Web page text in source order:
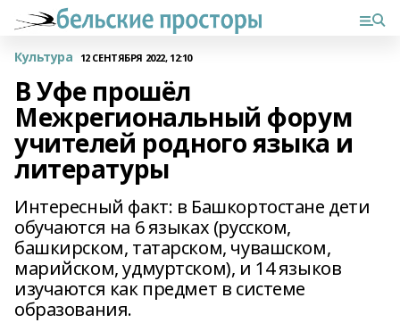
Культура 12 СЕНТЯБРЯ 2022, 12:10
В Уфе прошёл
Межрегиональный форум
учителей родного языка и
литературы
Интересный факт: в Башкортостане дети
обучаются на 6 языках (русском,
башкирском, татарском, чувашском,
марийском, удмуртском), и 14 языков
изучаются как предмет в системе
образования.